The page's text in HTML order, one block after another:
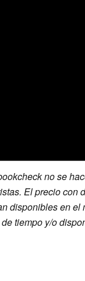
no se
El precio con
disponibles en el
tiempo y/o